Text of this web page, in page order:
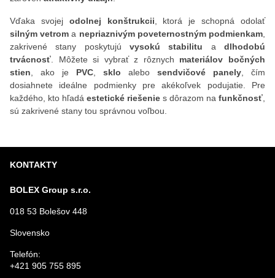
Vďaka svojej odolnej konštrukcii , ktorá je schopná odolať
silným vetrom a nepriaznivým poveternostným podmienkam
zakrivené stany poskytujú vysokú stabilitu adlhodobú
trvácnosť . Môžete si vybrať z rôznych materiálov bočných
stien , ako je PVC sklo alebo sendvičové panely , čím
dosiahnete ideálne podmienky pre akékoľvek podujatie. Pre
každého, kto hľadá estetické riešenie s dôrazom na funkčnosť
sú zakrivené stany tou správnou voľbou.
KONTAKTY
BOLEX Group s.r.o.
018 53 Bolešov 448
Slovensko
Telefón:
+421 905 755 895